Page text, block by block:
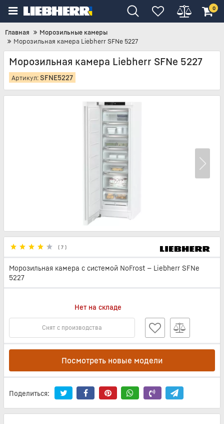
0
Главная
Морозильные камеры
Морозильная камера Liebherr SFNe 5227
Морозильная камера Liebherr SFNe 5227
Артикул:SFNE5227
( 7 )
Морозильная камера с системой NoFrost — Liebherr SFNe
5227
Нет на складе
Снят с производства
Посмотреть новые модели
Поделиться: